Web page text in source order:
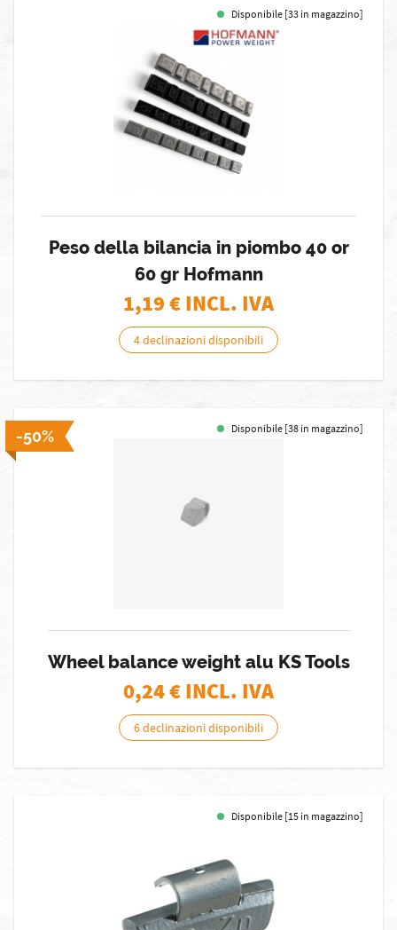
Disponibile [33 in magazzino]
Peso della bilancia in piombo 40 or
60 gr Hofmann
1,19€ INCL. IVA
4 declinazioni disponibili
-50% Disponibile [38 in magazzino]
Wheel balance weight alu KS Tools
0,24€ INCL. IVA
6 declinazioni disponibili
Disponibile [15 in magazzino]